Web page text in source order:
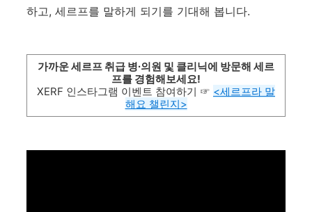
하고, 세르프를 말하게 되기를 기대해 봅니다.
가까운 세르프 취급 병∙의원 및 클리닉에 방문해 세르
프를 경험해보세요!
XERF 인스타그램 이벤트 참여하기 ☞ <세르프라 말
해요 챌린지>